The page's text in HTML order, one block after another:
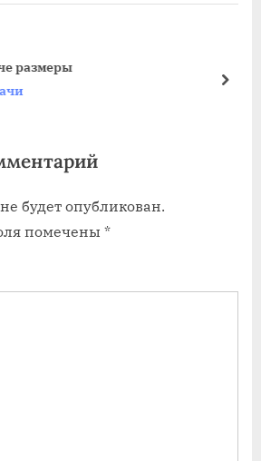
размеры
будет опубликован.
помечены *